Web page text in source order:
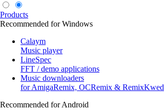
Products
Recommended for Windows
Calaym
Music player
LineSpec
FFT / demo applications
Music downloaders
for AmigaRemix, OCRemix & RemixKwed
Recommended for Android